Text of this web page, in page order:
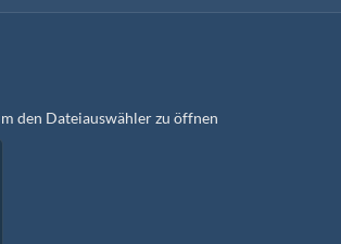
den Dateiauswähler zu öffnen